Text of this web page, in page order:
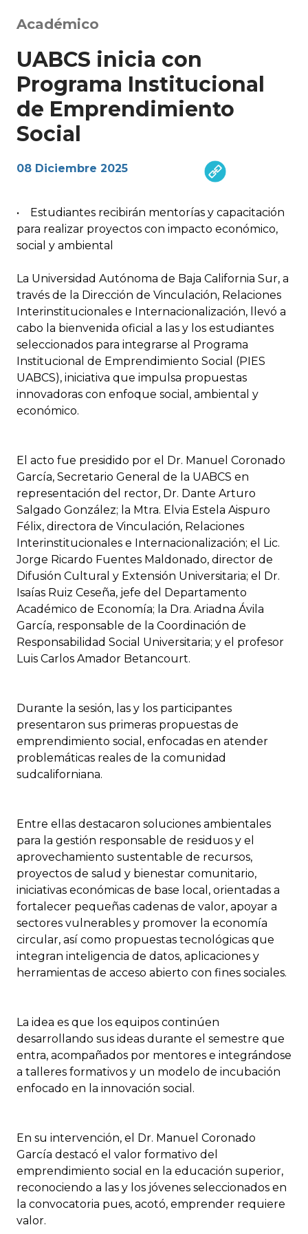
Académico
UABCS inicia con
Programa Institucional
de Emprendimiento
Social
08 Diciembre 2025
• Estudiantes recibirán mentorías y capacitación
para realizar proyectos con impacto económico,
social y ambiental
La Universidad Autónoma de Baja California Sur, a
través de la Dirección de Vinculación, Relaciones
Interinstitucionales e Internacionalización, llevó a
cabo la bienvenida oficial a las y los estudiantes
seleccionados para integrarse al Programa
Institucional de Emprendimiento Social (PIES
UABCS), iniciativa que impulsa propuestas
innovadoras con enfoque social, ambiental y
económico.
El acto fue presidido por el Dr. Manuel Coronado
García, Secretario General de la UABCS en
representación del rector, Dr. Dante Arturo
Salgado González; la Mtra. Elvia Estela Aispuro
Félix, directora de Vinculación, Relaciones
Interinstitucionales e Internacionalización; el Lic.
Jorge Ricardo Fuentes Maldonado, director de
Difusión Cultural y Extensión Universitaria; el Dr.
Isaías Ruiz Ceseña, jefe del Departamento
Académico de Economía; la Dra. Ariadna Ávila
García, responsable de la Coordinación de
Responsabilidad Social Universitaria; y el profesor
Luis Carlos Amador Betancourt.
Durante la sesión, las y los participantes
presentaron sus primeras propuestas de
emprendimiento social, enfocadas en atender
problemáticas reales de la comunidad
sudcaliforniana.
Entre ellas destacaron soluciones ambientales
para la gestión responsable de residuos y el
aprovechamiento sustentable de recursos,
proyectos de salud y bienestar comunitario,
iniciativas económicas de base local, orientadas a
fortalecer pequeñas cadenas de valor, apoyar a
sectores vulnerables y promover la economía
circular, así como propuestas tecnológicas que
integran inteligencia de datos, aplicaciones y
herramientas de acceso abierto con fines sociales.
La idea es que los equipos continúen
desarrollando sus ideas durante el semestre que
entra, acompañados por mentores e integrándose
a talleres formativos y un modelo de incubación
enfocado en la innovación social.
En su intervención, el Dr. Manuel Coronado
García destacó el valor formativo del
emprendimiento social en la educación superior,
reconociendo a las y los jóvenes seleccionados en
la convocatoria pues, acotó, emprender requiere
valor.